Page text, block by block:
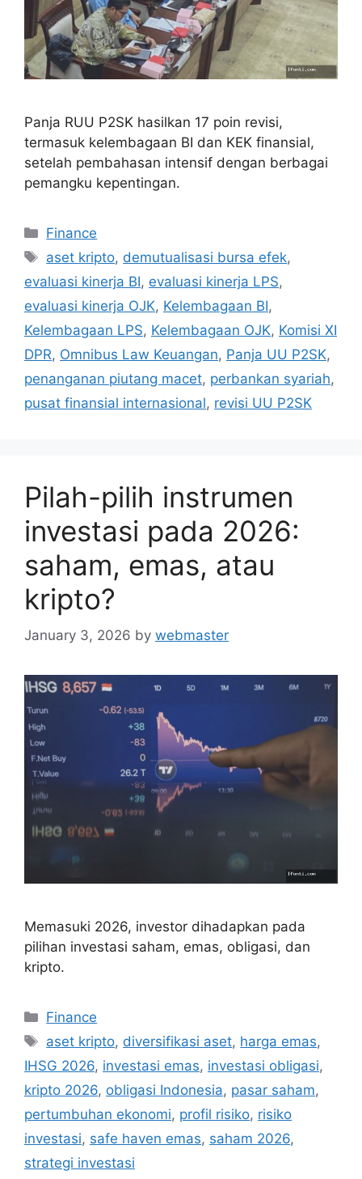
Panja RUU P2SK hasilkan 17 poin revisi,
termasuk kelembagaan BI dan KEK finansial,
setelah pembahasan intensif dengan berbagai
pemangku kepentingan.
Categories
Finance
Tags
aset kripto, demutualisasi bursa efek,
evaluasi kinerja BI, evaluasi kinerja LPS,
evaluasi kinerja OJK, Kelembagaan BI,
Kelembagaan LPS, Kelembagaan OJK, Komisi XI
DPR, Omnibus Law Keuangan, Panja UU P2SK,
penanganan piutang macet, perbankan syariah,
pusat finansial internasional, revisi UU P2SK
Pilah-pilih instrumen
investasi pada 2026:
saham, emas, atau
kripto?
January 3, 2026 by webmaster
Memasuki 2026, investor dihadapkan pada
pilihan investasi saham, emas, obligasi, dan
kripto.
Categories
Finance
Tags
aset kripto, diversifikasi aset, harga emas,
IHSG 2026, investasi emas, investasi obligasi,
kripto 2026, obligasi Indonesia, pasar saham,
pertumbuhan ekonomi, profil risiko, risiko
investasi, safe haven emas, saham 2026,
strategi investasi